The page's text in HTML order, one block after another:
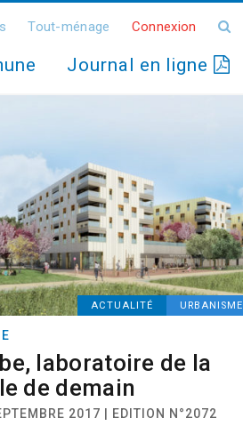
Tout-ménage Connexion
Journal en ligne
ACTUALITÉ URBANISME
laboratoire de la
de demain
2017 | EDITION N°2072